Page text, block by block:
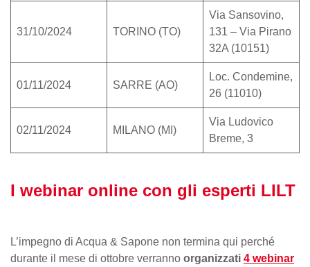
31/10/2024 TORINO (TO)
Via Sansovino,
131 – Via Pirano
32A (10151)
01/11/2024 SARRE (AO)
Loc. Condemine,
26 (11010)
02/11/2024 MILANO (MI)
Via Ludovico
Breme, 3
I webinar online con gli esperti LILT
L’impegno di Acqua & Sapone non termina qui perché
durante il mese di ottobre verranno organizzati 4 webinar